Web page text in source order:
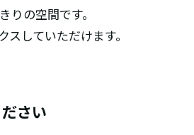
りの空間です。
していただけます。
さい